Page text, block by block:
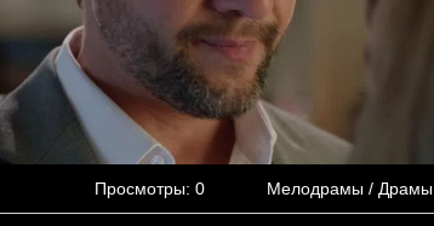
Просмотры: 0 Мелодрамы / Драмы